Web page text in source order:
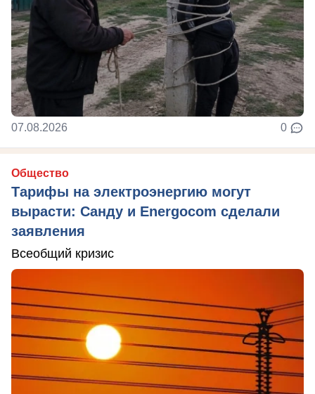
07.08.2026 0
Общество
Тарифы на электроэнергию могут
вырасти: Санду и Energocom сделали
заявления
Всеобщий кризис